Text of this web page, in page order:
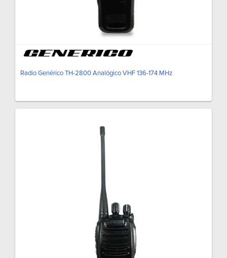
Radio Genérico TH-2800 Analógico VHF 136-174 MHz